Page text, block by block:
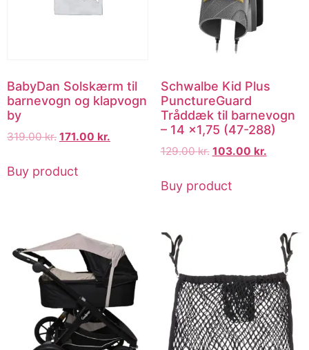
BabyDan Solskærm til
barnevogn og klapvogn
by
319.00kr. 171.00 kr.
Buy product
Schwalbe Kid Plus
PunctureGuard
Tråddæk til barnevogn
– 14 x1,75 (47-288)
129.00kr. 103.00 kr.
Buy product